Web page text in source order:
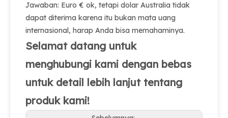
Jawaban: Euro € ok, tetapi dolar Australia tidak
dapat diterima karena itu bukan mata uang
internasional, harap Anda bisa memahaminya.
Selamat datang untuk
menghubungi kami dengan bebas
untuk detail lebih lanjut tentang
produk kami!